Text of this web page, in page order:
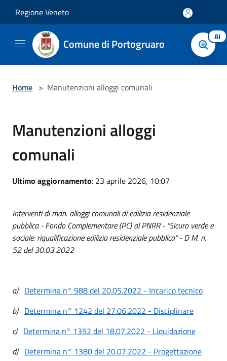
Regione Veneto
Comune di Portogruaro AI
Home > Manutenzioni alloggi comunali
Manutenzioni alloggi
comunali
Ultimo aggiornamento: 23 aprile 2026, 10:07
Interventi di man. alloggi comunali di edilizia residenziale
pubblica - Fondo Complementare (PC) al PNRR - “Sicuro verde e
sociale: riqualificazione edilizia residenziale pubblica” - D M. n.
52 del 30.03.2022
a) Determina n° 988 del 20.05.2022 - Incarico tecnico
b) Determina n° 1242 del 27.06.2022 - Disciplinare
c) Determina n° 1352 del 18.07.2022 - Liquidazione
d) Determina n° 1380 del 20.07.2022 - Progettazione